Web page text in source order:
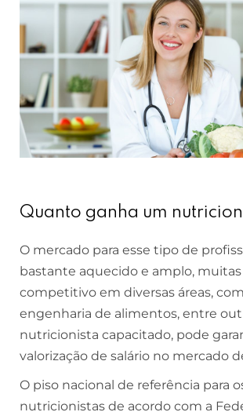
Quanto ganha um
O mercado para esse tipo de
bastante aquecido e amplo,
competitivo em diversas áreas,
engenharia de alimentos, entre
nutricionista capacitado, pode
valorização de salário no mercado
O piso nacional de referência para
nutricionistas de acordo com a